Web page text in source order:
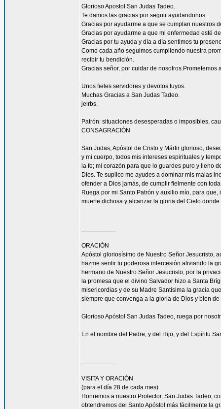
Glorioso Apostol San Judas Tadeo.
Te damos las gracias por seguir ayudandonos.
Gracias por ayudarme a que se cumplan nuestros
Gracias por ayudarme a que mi enfermedad esté
Gracias por tu ayuda y día a día sentimos tu
Como cada año seguimos cumpliendo nuestra
recibir tu bendición.
Gracias señor, por cuidar de
Unos fieles servidores y devotos tuyos.
Muchas Gracias a San Judas Tadeo.
jeirbs.
Patrón: situaciones desesperadas o imposibles,
CONSAGRACIÓN
San Judas, Apóstol de Cristo y Mártir glorioso,
y mi cuerpo, todos mis intereses espirituales y
la fe; mi corazón para que lo guardes puro y lleno
Dios. Te suplico me ayudes a dominar mis malas
ofender a Dios jamás, de cumplir fielmente con
Ruega por mi Santo Patrón y auxilio mío, para
muerte dichosa y alcanzar la gloria del Cielo
ORACIÓN
Apóstol gloriosísimo de Nuestro Señor Jesucristo,
hazme sentir tu poderosa intercesión aliviando la
hermano de Nuestro Señor Jesucristo, por la
la promesa que el divino Salvador hizo a Santa
misericordias y de su Madre Santísima la gracia
siempre que convenga a la gloria de Dios y bien de
Glorioso Apóstol San Judas Tadeo, ruega por
En el nombre del Padre, y del Hijo, y del Espíritu
VISITA Y ORACIÓN
(para el día 28 de cada mes)
Honremos a nuestro Protector, San Judas Tadeo,
obtendremos del Santo Apóstol más fácilmente la